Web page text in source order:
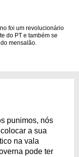
foi um revolucionário
do PT e também se
mensalão.
punimos, nós
a sua
na vala
pode ter